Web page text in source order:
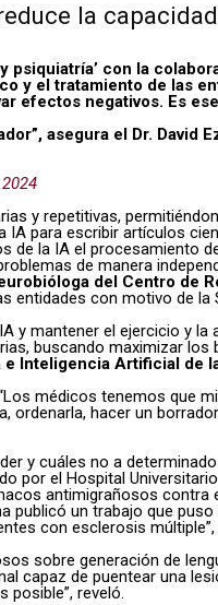
la
con la
y el tratamiento de las
efectos negativos. Es
asegura el Dr. David
y repetitivas,
para escribir artículos
la IA el procesamiento
de manera
del Centro de
entidades con motivo de la
y mantener el ejercicio y
buscando maximizar
Inteligencia Artificial de
médicos tenemos que
hacer un
y cuáles no a
por el Hospital
antimigrañosos
publicó un trabajo que
con esclerosis múltiple”,
sobre generación de
de puentear una
posible”, reveló.